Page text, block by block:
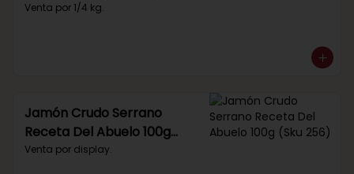
Venta por 1/4 kg.
Jamón Crudo Serrano
Receta Del Abuelo 100g
(Sku 256)
Venta por display.